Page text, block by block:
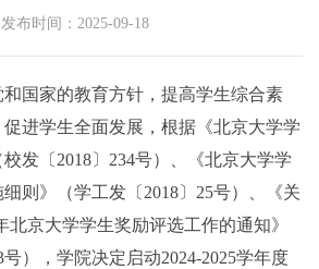
发布时间：2025-09-18
国家的教育方针，提高学生综合素
进学生全面发展，根据《北京大学学
发〔 2018〕 234号）、《北京大学学
则》（学工发〔 2018〕 25号）、《关
北京大学学生奖励评选工作的通知》
号），学院决定启动2024-2025学年度